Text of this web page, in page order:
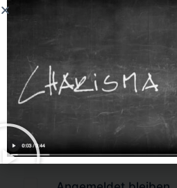
Forgot Password?